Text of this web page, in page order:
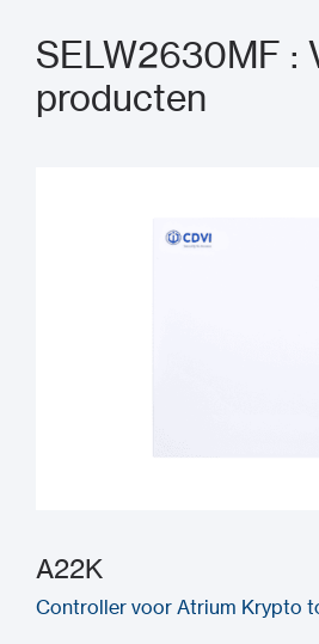
SELW2630MF :
producten
A22K
Controller voor Atrium Krypto